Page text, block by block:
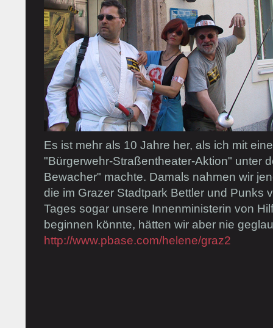
Es ist mehr als 10 Jahre her, als ich mit
"Bürgerwehr-Straßentheater-Aktion" unter
Bewacher" machte. Damals nahmen wir
die im Grazer Stadtpark Bettler und Punks
Tages sogar unsere Innenministerin von
beginnen könnte, hätten wir aber nie
http://www.pbase.com/helene/graz2